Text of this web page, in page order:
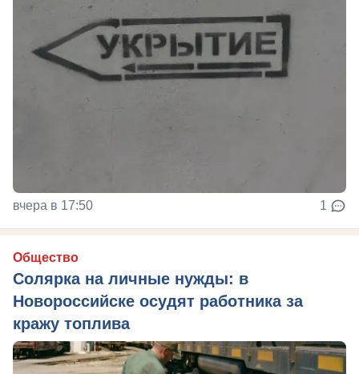
вчера в 17:50 1
Общество
Солярка на личные нужды: в
Новороссийске осудят работника за
кражу топлива